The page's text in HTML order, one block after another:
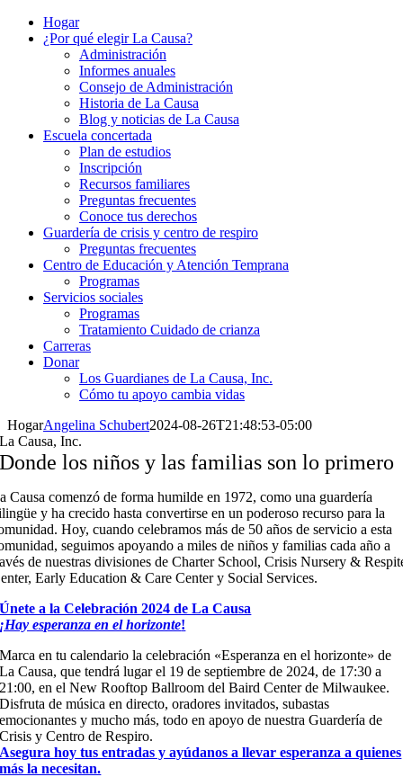
Hogar
¿Por qué elegir La Causa?
Administración
Informes anuales
Consejo de Administración
Historia de La Causa
Blog y noticias de La Causa
Escuela concertada
Plan de estudios
Inscripción
Recursos familiares
Preguntas frecuentes
Conoce tus derechos
Guardería de crisis y centro de respiro
Preguntas frecuentes
Centro de Educación y Atención Temprana
Programas
Servicios sociales
Programas
Tratamiento Cuidado de crianza
Carreras
Donar
Los Guardianes de La Causa, Inc.
Cómo tu apoyo cambia vidas
HogarAngelina Schubert2024-08-26T21:48:53-05:00
La Causa, Inc.
Donde los niños y las familias son lo primero
Causa comenzó de forma humilde en 1972, como una guardería
y ha crecido hasta convertirse en un poderoso recurso para la
Hoy, cuando celebramos más de 50 años de servicio a esta
seguimos apoyando a miles de niños y familias cada año a
de nuestras divisiones de Charter School, Crisis Nursery &
Early Education & Care Center y Social Services.
Únete a la Celebración 2024 de La Causa
¡Hay esperanza en el horizonte!
Marca en tu calendario la celebración «Esperanza en el horizonte» de
La Causa, que tendrá lugar el 19 de septiembre de 2024, de 17:30 a
21:00, en el New Rooftop Ballroom del Baird Center de Milwaukee.
Disfruta de música en directo, oradores invitados, subastas
emocionantes y mucho más, todo en apoyo de nuestra Guardería de
Crisis y Centro de Respiro.
Asegura hoy tus entradas y ayúdanos a llevar esperanza a quienes
más la necesitan.